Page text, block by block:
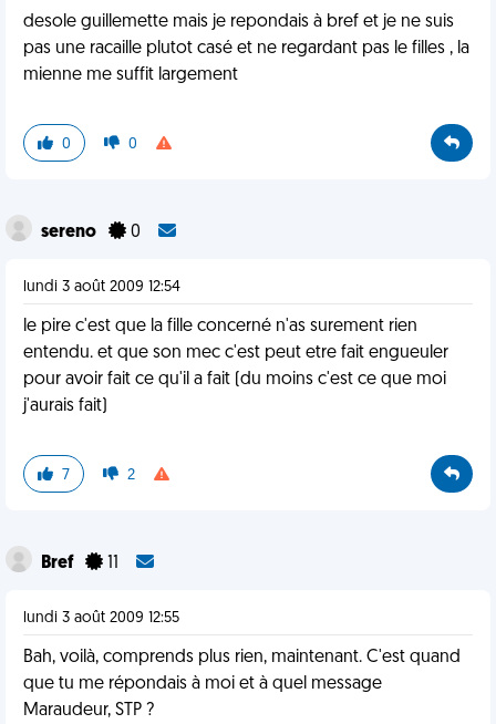
desole guillemette mais je repondais à bref et je ne suis
pas une racaille plutot casé et ne regardant pas le filles , la
mienne me suffit largement
0 0
sereno 0
lundi 3 août 2009 12:54
le pire c'est que la fille concerné n'as surement rien
entendu. et que son mec c'est peut etre fait engueuler
pour avoir fait ce qu'il a fait (du moins c'est ce que moi
j'aurais fait)
7 2
Bref
lundi 3 août 2009 12:55
Bah, voilà, comprends plus rien, maintenant. C'est quand
que tu me répondais à moi et à quel message
Maraudeur, STP ?